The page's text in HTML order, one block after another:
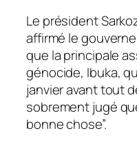
Le président
affirmé le
que la principale
génocide, Ibuka,
janvier avant tout
sobrement jugé
bonne chose”.